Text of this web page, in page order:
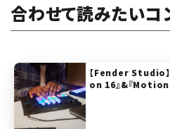
合わせて読みたいコ
【Fender
on 16』&『Motion